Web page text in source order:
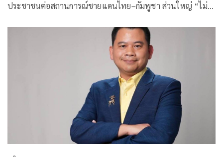
ประชาชนต่อสถานการณ์ชายแดนไทย–กัมพูชา ส่วนใหญ่ “ไม่
ไทยกลับได้รับความไว้วางใจสูงกว่าหลายเท่า แนะรัฐบาลเร่งฟื้น
ความชอบธรรมท่ามกลางวิกฤตการเมือง–ความมั่นคง